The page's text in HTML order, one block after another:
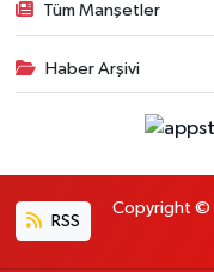
Tüm Manşetler
Haber Arşivi
RSS
Copyright ©